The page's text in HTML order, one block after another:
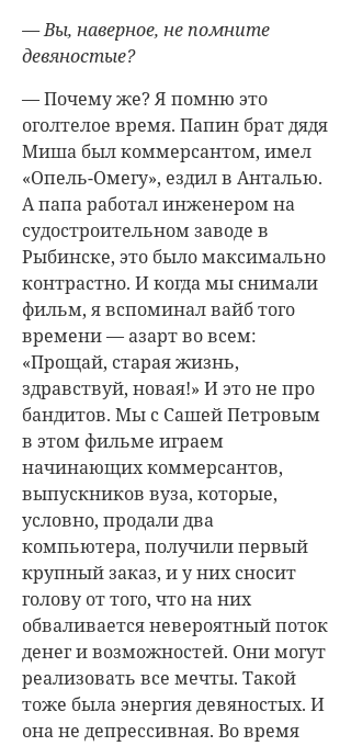
— Вы, наверное, не помните
девяностые?
— Почему же? Я помню это
оголтелое время. Папин брат дядя
Миша был коммерсантом, имел
«Опель-Омегу», ездил в Анталью.
А папа работал инженером на
судостроительном заводе в
Рыбинске, это было максимально
контрастно. И когда мы снимали
фильм, я вспоминал вайб того
времени — азарт во всем:
«Прощай, старая жизнь,
здравствуй, новая!» И это не про
бандитов. Мы с Сашей Петровым
в этом фильме играем
начинающих коммерсантов,
выпускников вуза, которые,
условно, продали два
компьютера, получили первый
крупный заказ, и у них сносит
голову от того, что на них
обваливается невероятный поток
денег и возможностей. Они могут
реализовать все мечты. Такой
тоже была энергия девяностых. И
она не депрессивная. Во время